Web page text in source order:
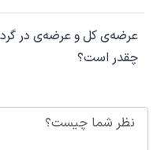
چقدر است؟
نظر شما چیست؟